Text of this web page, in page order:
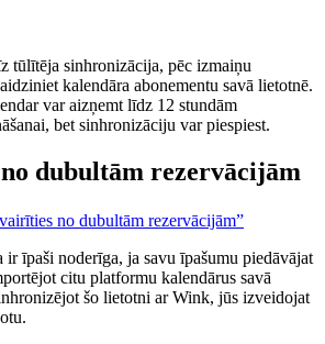
tūlītēja sinhronizācija, pēc izmaiņu
kalendāra abonementu savā lietotnē.
var aizņemt līdz 12 stundām
bet sinhronizāciju var piespiest.
dubultām rezervācijām
no dubultām rezervācijām”
īpaši noderīga, ja savu īpašumu piedāvājat
citu platformu kalendārus savā
šo lietotni ar Wink, jūs izveidojat